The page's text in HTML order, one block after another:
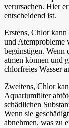
verursachen. Hier
entscheidend ist.
Erstens, Chlor
und Atemprobleme
begünstigen. Wenn
atmen können und
chlorfreies Wasser
Zweitens, Chlor
Aquariumfilter
schädlichen
Wenn sie
abnehmen, was zu